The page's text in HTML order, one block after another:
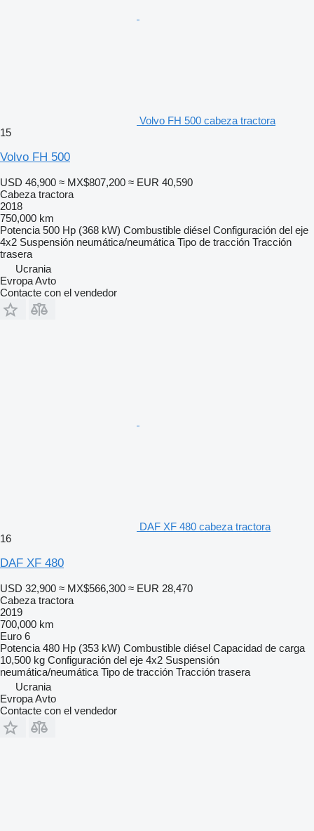
Volvo FH 500 cabeza tractora
15
Volvo FH 500
USD 46,900 ≈ MX$807,200 ≈ EUR 40,590
Cabeza tractora
2018
750,000 km
Potencia 500 Hp (368 kW) Combustible diésel Configuración del eje
4x2 Suspensión neumática/neumática Tipo de tracción Tracción
trasera
Ucrania
Evropa Avto
Contacte con el vendedor
DAF XF 480 cabeza tractora
16
DAF XF 480
USD 32,900 ≈ MX$566,300 ≈ EUR 28,470
Cabeza tractora
2019
700,000 km
Euro 6
Potencia 480 Hp (353 kW) Combustible diésel Capacidad de carga
10,500 kg Configuración del eje 4x2 Suspensión
neumática/neumática Tipo de tracción Tracción trasera
Ucrania
Evropa Avto
Contacte con el vendedor